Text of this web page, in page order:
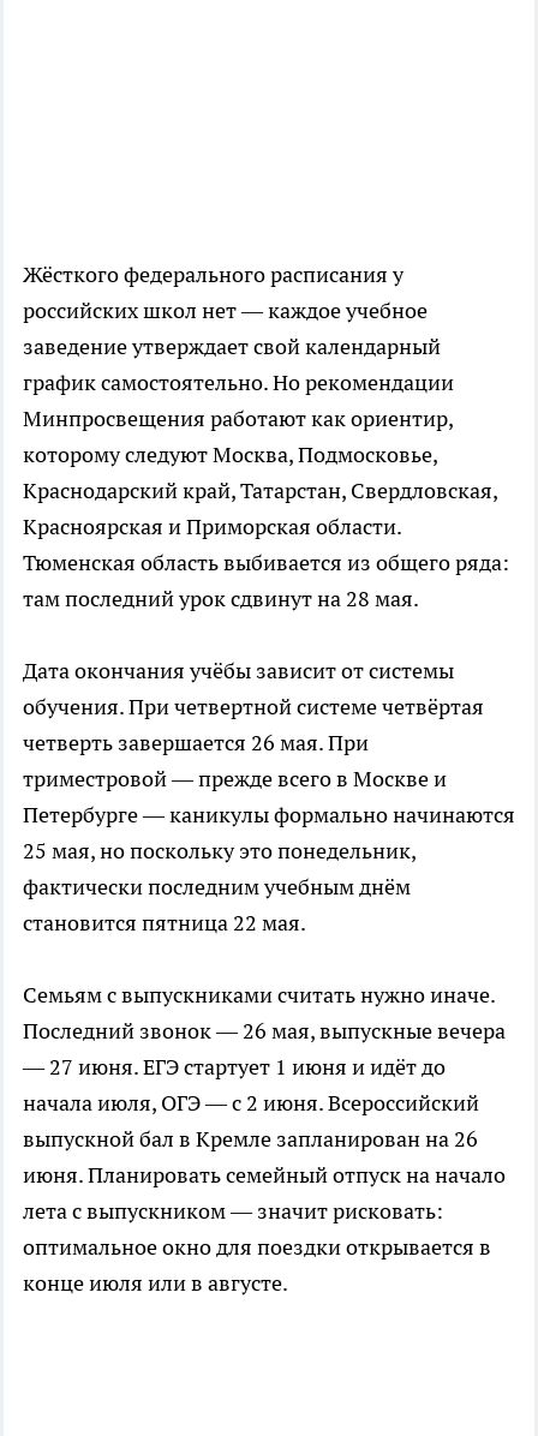
Жёсткого федерального расписания у
российских школ нет — каждое учебное
заведение утверждает свой календарный
график самостоятельно. Но рекомендации
Минпросвещения работают как ориентир,
которому следуют Москва, Подмосковье,
Краснодарский край, Татарстан, Свердловская,
Красноярская и Приморская области.
Тюменская область выбивается из общего ряда:
там последний урок сдвинут на 28 мая.
Дата окончания учёбы зависит от системы
обучения. При четвертной системе четвёртая
четверть завершается 26 мая. При
триместровой — прежде всего в Москве и
Петербурге — каникулы формально начинаются
25 мая, но поскольку это понедельник,
фактически последним учебным днём
становится пятница 22 мая.
Семьям с выпускниками считать нужно иначе.
Последний звонок — 26 мая, выпускные вечера
— 27 июня. ЕГЭ стартует 1 июня и идёт до
начала июля, ОГЭ — с 2 июня. Всероссийский
выпускной бал в Кремле запланирован на 26
июня. Планировать семейный отпуск на начало
лета с выпускником — значит рисковать:
оптимальное окно для поездки открывается в
конце июля или в августе.